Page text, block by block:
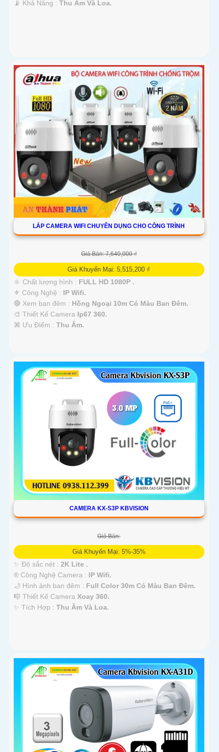
️📡 Khả Năng : Thu Âm Và Loa.
LẮP CAMERA WIFI CHUYÊN DỤNG CHO CÔNG TRÌNH
Giá Bán: 7,640,000 ₫
Giá Khuyến Mại: 5,515,200 ₫
🔆 Chất lượng hình : FULL HD 1080P .
⚜️ Công Nghệ : IP Wifi.
🔴 Xem ban đêm : Hồng Ngoại 10m Có Màu Ban Ðêm.
🎨 Thiết Kế Camera Ip67 360.
️⌘ Ưu Điểm : Thu Âm.
CAMERA KX-S3P KBVISION
Giá Bán:
Giá Khuyến Mại: 5%-35%
✨ Độ sắc nét : 2K Lite .
®️ Công Nghệ Camera : IP Wifi.
🌙 Hình ảnh ban đêm : Full Color 30m Có Màu Ban Ðêm.
🎼️ Thiết Kế Camera Xoay 360.
️✨ Tích Hợp : Thu Âm Và Loa.